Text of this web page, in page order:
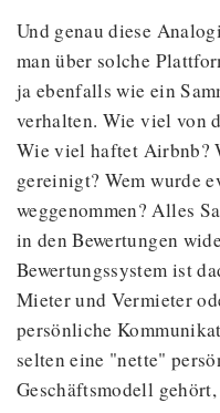
Und genau diese
man über solche
ja ebenfalls wie ein
verhalten. Wie viel von
Wie viel haftet Airbnb?
gereinigt? Wem wurde
weggenommen? Alles
in den Bewertungen
Bewertungssystem ist
Mieter und Vermieter
persönliche
selten eine "nette"
Geschäftsmodell